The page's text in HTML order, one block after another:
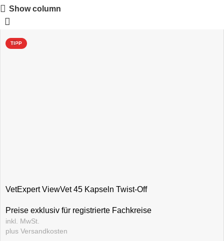
Show column
TIPP
VetExpert ViewVet 45 Kapseln Twist-Off
Preise exklusiv für registrierte Fachkreise
inkl. MwSt.
plus Versandkosten